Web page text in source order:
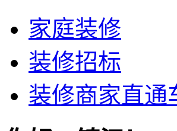
家庭装修
装修招标
装修商家直通